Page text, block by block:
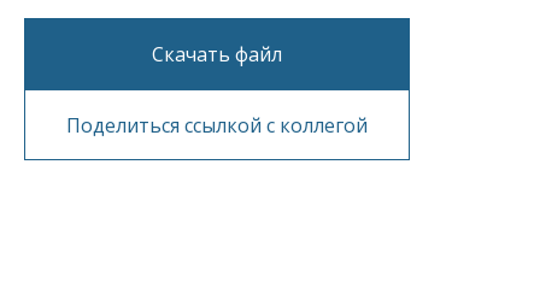
Скачать файл
Поделиться ссылкой с коллегой